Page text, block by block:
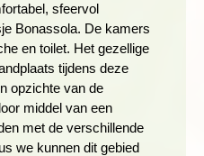
naderen. Na zo’n
een drankje of een vers
je zeker smaken.
kustlijn van de andere
sfeervol
Bonassola. De kamers
en toilet. Het gezellige
tijdens deze
opzichte van de
middel van een
met de verschillende
we kunnen dit gebied